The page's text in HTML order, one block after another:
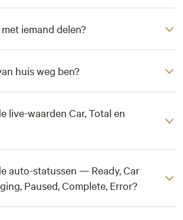
iemand delen?
huis weg ben?
live-waarden Car, Total en
auto-statussen — Ready, Car
Paused, Complete, Error?